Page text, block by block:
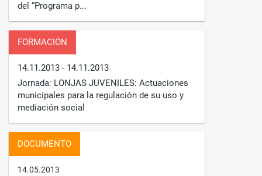
del “Programa p...
FORMACIÓN
14.11.2013 - 14.11.2013
Jornada: LONJAS JUVENILES: Actuaciones
municipales para la regulación de su uso y
mediación social
DOCUMENTO
14.05.2013